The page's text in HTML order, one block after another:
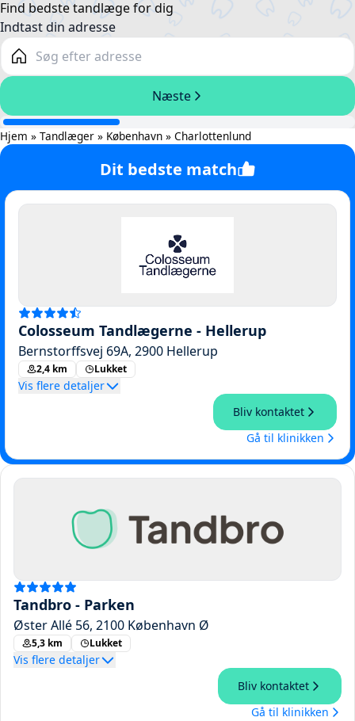
Find bedste tandlæge for dig ​
Hjem » Tandlæger » København » Charlottenlund